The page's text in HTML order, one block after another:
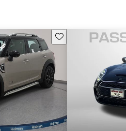
Guarda este Aviso